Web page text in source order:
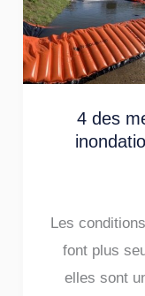
4 des
Les
font plus
elles sont